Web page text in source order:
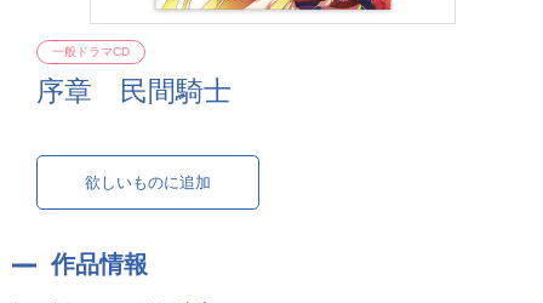
序章 民間騎士
一般ドラマCD
欲しいものに追加
作品情報